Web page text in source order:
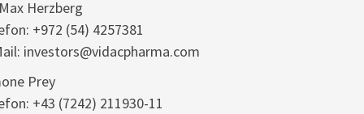
Herzberg
+972 (54) 4257381
investors@vidacpharma.com
Prey
+43 (7242) 211930-11